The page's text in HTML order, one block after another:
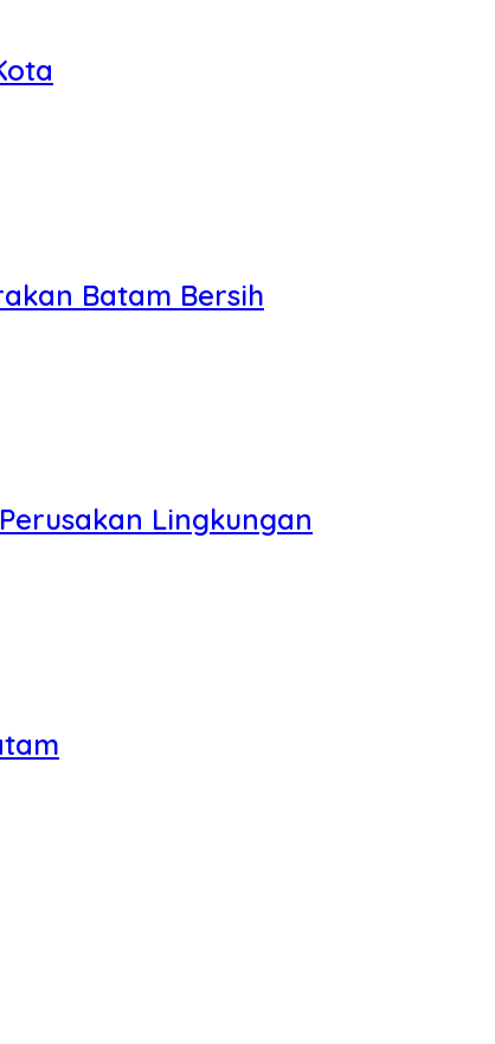
Batam Bersih
Lingkungan